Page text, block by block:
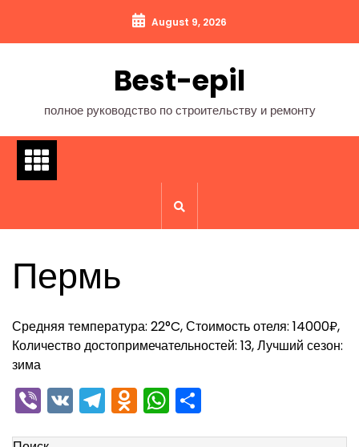
содержимому
August 9, 2026
Best-epil
полное руководство по строительству и ремонту
Пермь
Средняя температура: 22°C, Стоимость отеля: 14000₽,
Количество достопримечательностей: 13, Лучший сезон:
зима
Viber
VKTelegram
Odnoklassniki
WhatsApp